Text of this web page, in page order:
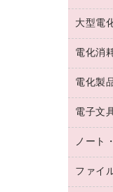
園
ペッ
消
殺
飲
ハ
ト
ト
大
レ
ラ
ラミ
タ
シ
Ｏ
大型電
冷
テ
電化消
電
乾
フ
デ
アル
電化製
掃
空
そ
キ
電子文
電卓
ラ
ノート
封筒
ファイ